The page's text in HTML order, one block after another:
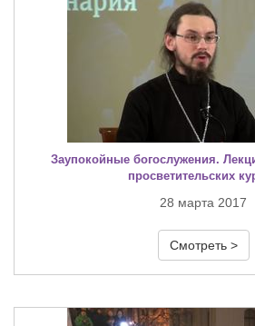
Заупокойные богослужения.
просветительских
28 марта 2017
Смотреть >